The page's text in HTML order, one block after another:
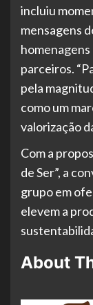
incluiu
mensagens
parceiros.
pela
como um
valorização
Com a
de Ser”, a
grupo em
elevem a
About